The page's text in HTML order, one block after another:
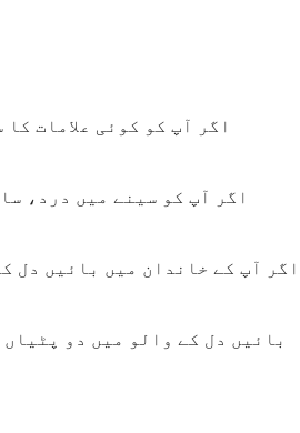
اگر آپ کو کوئی علامات
اگر آپ کو سینے میں درد،
اگر آپ کے خاندان میں بائیں دل
بائیں دل کے والو میں دو